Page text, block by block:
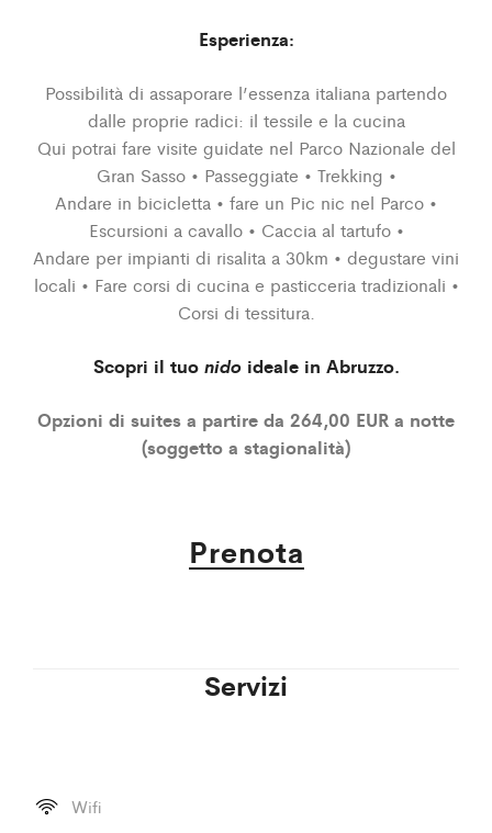
Esperienza:
Possibilità di assaporare l’essenza italiana partendo
dalle proprie radici: il tessile e la cucina
Qui potrai fare visite guidate nel Parco Nazionale del
Gran Sasso • Passeggiate • Trekking •
Andare in bicicletta • fare un Pic nic nel Parco •
Escursioni a cavallo • Caccia al tartufo •
Andare per impianti di risalita a 30km • degustare vini
locali • Fare corsi di cucina e pasticceria tradizionali •
Corsi di tessitura.
Scopri il tuo nidoideale in Abruzzo.
Opzioni di suites a partire da 264,00 EUR a notte
(soggetto a stagionalità)
Prenota
Servizi
Wifi